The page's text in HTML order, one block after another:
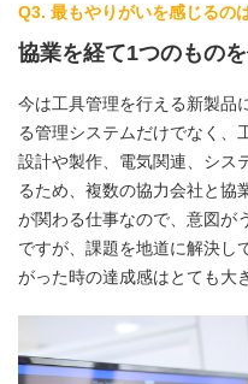
Q3. 最もやりがいを感じるの
協業を経て1つのものを
今は工具管理を行える新製品
る管理システムだけでなく、
設計や製作、電気関連、シス
るため、複数の協力会社と協
が関わる仕事なので、意図が
ですが、課題を地道に解決し
がった時の達成感はとても大